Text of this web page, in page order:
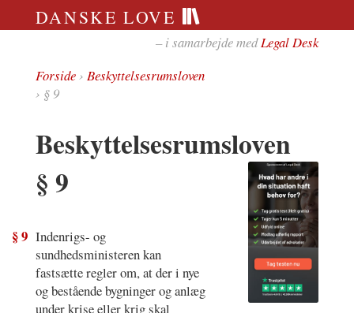
DANSKE LOVE
– i samarbejde medLegal Desk
Forside› Beskyttelsesrumsloven
› § 9
Beskyttelsesrumsloven
§ 9
§ 9 Indenrigs- og
sundhedsministeren kan
fastsætte regler om, at der i nye
og bestående bygninger og anlæg
under krise eller krig skal